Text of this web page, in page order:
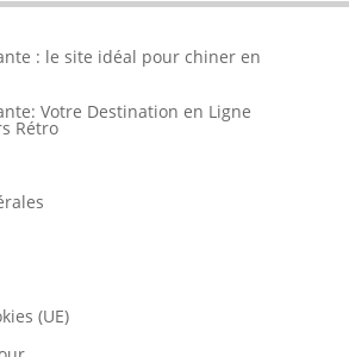
: le site idéal pour chiner en
Votre Destination en Ligne
Rétro
(UE)